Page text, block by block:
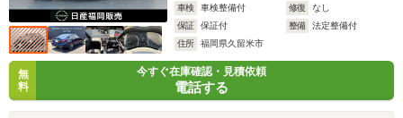
車検
車検整備付 修復
なし
保証
保証付 整備
法定整備付
住所
福岡県久留米市
無
料
今すぐ在庫確認・見積依頼
電話する